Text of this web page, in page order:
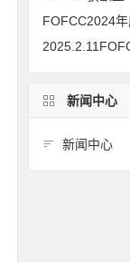
FOFCC2024
新闻中心
新闻中心